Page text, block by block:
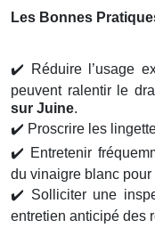
Les Bonnes
✔️ Réduire l’usage
peuvent ralentir le
sur Juine.
✔️ Proscrire les
✔️ Entretenir
du vinaigre blanc
✔️ Solliciter une
entretien anticipé des